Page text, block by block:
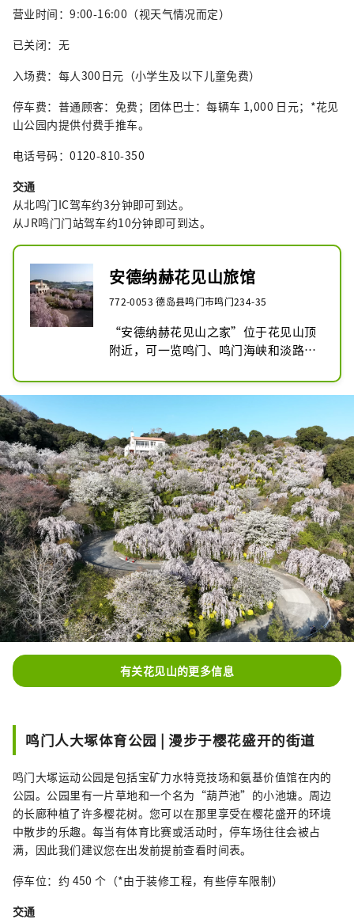
营业时间：9:00-16:00（视天气情况而定）
已关闭：无
入场费：每人300日元（小学生及以下儿童免费）
停车费：普通顾客：免费；团体巴士：每辆车 1,000 日元；*花见
山公园内提供付费手推车。
电话号码：0120-810-350
交通
从北鸣门IC驾车约3分钟即可到达。
从JR鸣门门站驾车约10分钟即可到达。
安德纳赫花见山旅馆
772-0053 德岛县鸣门市鸣门234-35
“安德纳赫花见山之家”位于花见山顶
附近，可一览鸣门、鸣门海峡和淡路岛
绝佳的地理位置和盛开的花草中，享受
有关花见山的更多信息
鸣门人大塚体育公园 | 漫步于樱花盛开的街道
鸣门大塚运动公园是包括宝矿力水特竞技场和氨基价值馆在内的
公园。公园里有一片草地和一个名为“葫芦池”的小池塘。周边
的长廊种植了许多樱花树。您可以在那里享受在樱花盛开的环境
中散步的乐趣。每当有体育比赛或活动时，停车场往往会被占
满，因此我们建议您在出发前提前查看时间表。
停车位：约 450 个（*由于装修工程，有些停车限制）
交通